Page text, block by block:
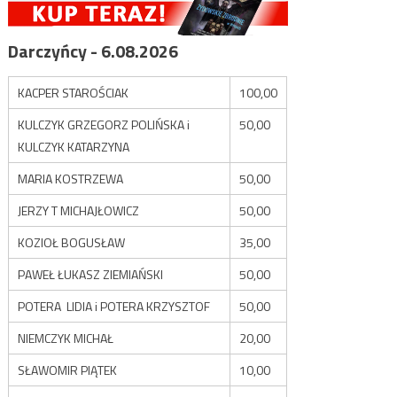
Darczyńcy - 6.08.2026
KACPER STAROŚCIAK
100,00
KULCZYK GRZEGORZ POLIŃSKA i
KULCZYK KATARZYNA
50,00
MARIA KOSTRZEWA
50,00
JERZY T MICHAJŁOWICZ
50,00
KOZIOŁ BOGUSŁAW
35,00
PAWEŁ ŁUKASZ ZIEMIAŃSKI
50,00
POTERA LIDIA i POTERA KRZYSZTOF
50,00
NIEMCZYK MICHAŁ
20,00
SŁAWOMIR PIĄTEK
10,00